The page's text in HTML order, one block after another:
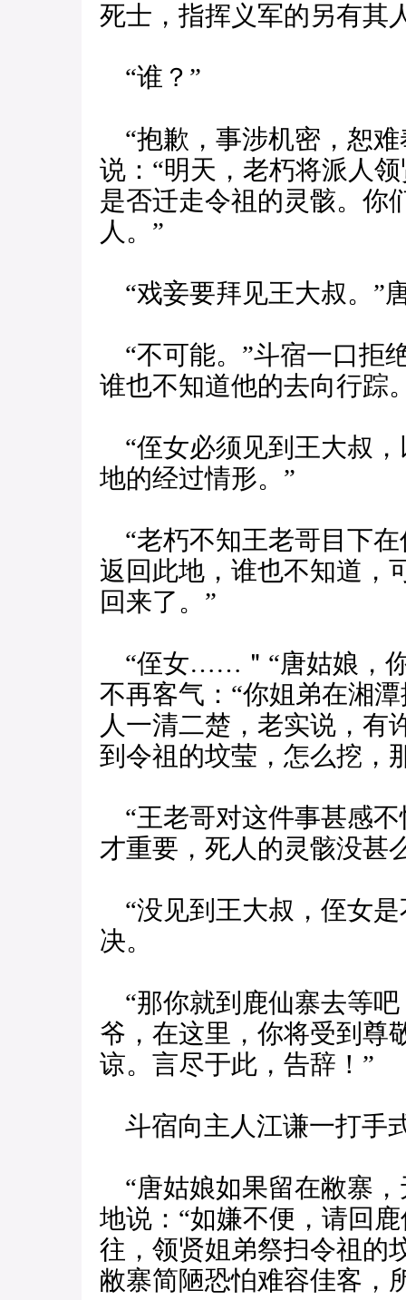
死士，指挥义军的另有其
“谁？”
“抱歉，事涉机密，恕难
说：“明天，老朽将派人
是否迁走令祖的灵骸。你
人。”
“戏妾要拜见王大叔。”
“不可能。”斗宿一口拒
谁也不知道他的去向行踪
“侄女必须见到王大叔
地的经过情形。”
“老朽不知王老哥目下
返回此地，谁也不知道，
回来了。”
“侄女……＂“唐姑娘，你
不再客气：“你姐弟在湘
人一清二楚，老实说，有
到令祖的坟莹，怎么挖，
“王老哥对这件事甚感
才重要，死人的灵骸没甚
“没见到王大叔，侄女是
决。
“那你就到鹿仙寨去等吧
爷，在这里，你将受到尊
谅。言尽于此，告辞！”
斗宿向主人江谦一打手
“唐姑娘如果留在敝寨，
地说：“如嫌不便，请回
往，领贤姐弟祭扫令祖的
敝寨简陋恐怕难容佳客，